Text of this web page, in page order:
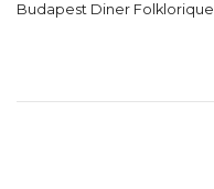
Budapest Diner Folklorique